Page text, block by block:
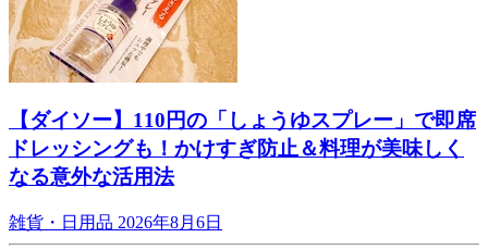
【ダイソー】110円の「しょうゆスプレー」で即席
ドレッシングも！かけすぎ防止＆料理が美味しく
なる意外な活用法
雑貨・日用品 2026年8月6日